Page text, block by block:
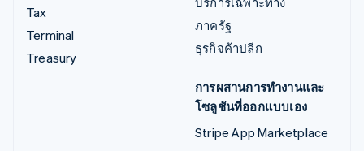
Tax
Terminal
Treasury
ภาครัฐ
ธุรกิจค้าปลีก
การผสานการทำงานและ
โซลูชันที่ออกแบบเอง
Stripe App Marketplace